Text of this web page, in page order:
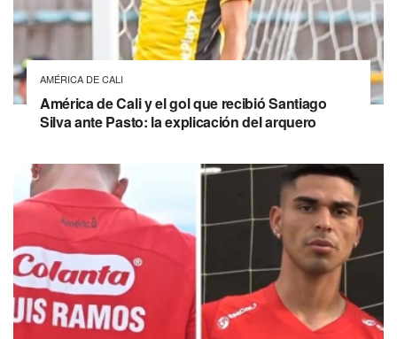
AMÉRICA DE CALI
América de Cali y el gol que recibió Santiago
Silva ante Pasto: la explicación del arquero